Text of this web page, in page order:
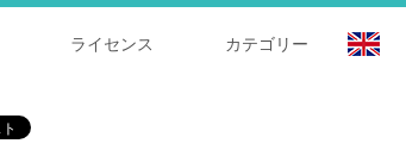
カテゴリー
ライセンス